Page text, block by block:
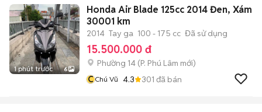
1 phút trước 6
Honda Air Blade 125cc 2014 Đen, Xám
30001 km
2014 Tay ga 100 - 175 cc Đã sử dụng
15.500.000 đ
Phường 14 (P. Phú Lâm mới)
CChú Vũ 4.3 301 đã bán